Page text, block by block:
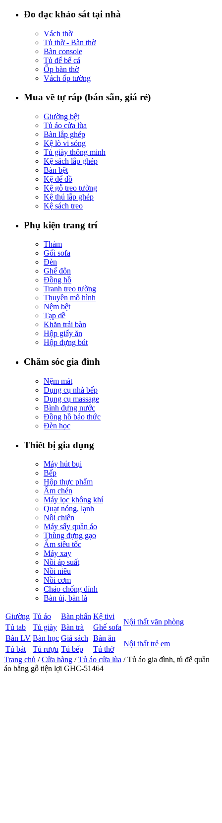
Đo đạc khảo sát tại nhà
Vách thờ
Tủ thờ - Bàn thờ
Bàn console
Tủ để bể cá
Ốp bàn thờ
Vách ốp tường
Mua về tự ráp (bán sẵn, giá rẻ)
Giường bệt
Tủ áo cửa lùa
Bàn lắp ghép
Kệ lò vi sóng
Tủ giày thông minh
Kệ sách lắp ghép
Bàn bệt
Kệ để đồ
Kệ gỗ treo tường
Kệ thú lắp ghép
Kệ sách treo
Phụ kiện trang trí
Thảm
Gối sofa
Đèn
Ghế đôn
Đồng hồ
Tranh treo tường
Thuyền mô hình
Nệm bệt
Tạp dề
Khăn trải bàn
Hộp giấy ăn
Hộp đựng bút
Chăm sóc gia đình
Nệm mát
Dụng cụ nhà bếp
Dụng cụ massage
Bình đựng nước
Đồng hồ báo thức
Đèn học
Thiết bị gia dụng
Máy hút bụi
Bếp
Hộp thực phẩm
Ấm chén
Máy lọc không khí
Quạt nóng, lạnh
Nồi chiên
Máy sấy quần áo
Thùng đựng gạo
Ấm siêu tốc
Máy xay
Nồi áp suất
Nồi niêu
Nồi cơm
Chảo chống dính
Bàn ủi, bàn là
Giường Tủ áo Bàn phấn Kệ tivi
Nội thất văn phòng
Tủ tab Tủ giày Bàn trà
Ghế sofa
Bàn LV Bàn học Giá sách Bàn ăn
Nội thất trẻ em
Tủ bát Tủ rượu Tủ bếp
Tủ thờ
Trang chủ /Cửa hàng /Tủ áo cửa lùa / Tủ áo gia đình, tủ để quần
áo bằng gỗ tiện lợi GHC-51464